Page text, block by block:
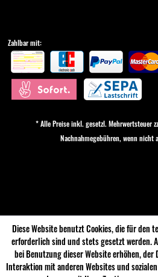
Zahlbar mit:
* Alle Preise inkl. gesetzl. Mehrwertsteuer
Nachnahmegebühren, wenn nicht
Diese Website benutzt Cookies, die für den
erforderlich sind und stets gesetzt werden.
bei Benutzung dieser Website erhöhen,
Interaktion mit anderen Websites und